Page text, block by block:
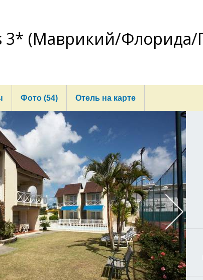
3* (Маврикий/Флорида/
Фото (54) Отель на карте